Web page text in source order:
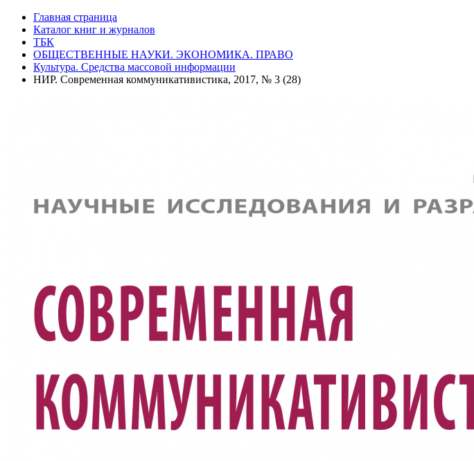
Главная страница
Каталог книг и журналов
ТБК
ОБЩЕСТВЕННЫЕ НАУКИ. ЭКОНОМИКА. ПРАВО
Культура. Средства массовой информации
НИР. Современная коммуникативистика, 2017, № 3 (28)